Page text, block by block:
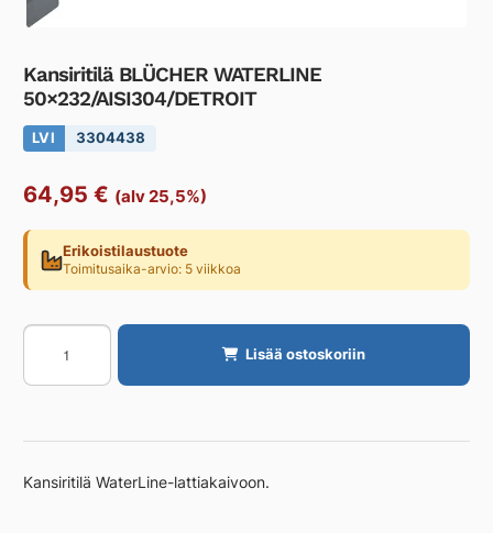
Kansiritilä BLÜCHER WATERLINE
50×232/AISI304/DETROIT
LVI 3304438
64,95 € (alv 25,5%)
Erikoistilaustuote
Toimitusaika-arvio: 5 viikkoa
Kansiritilä
BLÜCHER
WATERLINE
määrä
Lisää ostoskoriin
Kansiritilä WaterLine-lattiakaivoon.